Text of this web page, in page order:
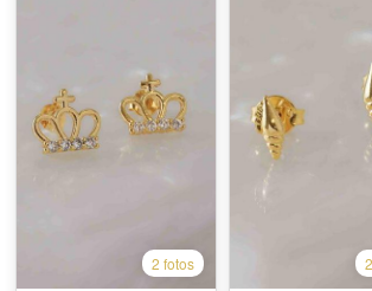
2 fotos